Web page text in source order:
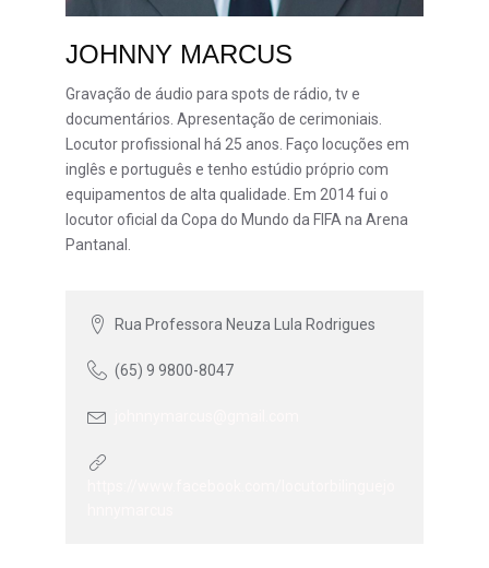
JOHNNY MARCUS
Gravação de áudio para spots de rádio, tv e
documentários. Apresentação de cerimoniais.
Locutor profissional há 25 anos. Faço locuções em
inglês e português e tenho estúdio próprio com
equipamentos de alta qualidade. Em 2014 fui o
locutor oficial da Copa do Mundo da FIFA na Arena
Pantanal.
Rua Professora Neuza Lula Rodrigues
(65) 9 9800-8047